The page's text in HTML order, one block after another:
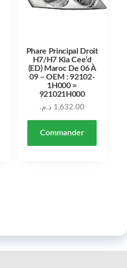
Phare Principal Droit
H7/H7 Kia Cee’d
(ED) Maroc De 06 À
09 – OEM : 92102-
1H000 =
921021H000
1,632.00 د.م.
Commander